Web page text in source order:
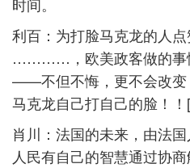
利百：为打脸马克龙的人
…………，欧美政客做的事
——不但不悔，更不会改
马克龙自己打自己的脸！！
肖川：法国的未来，由法
人民有自己的智慧通过协商